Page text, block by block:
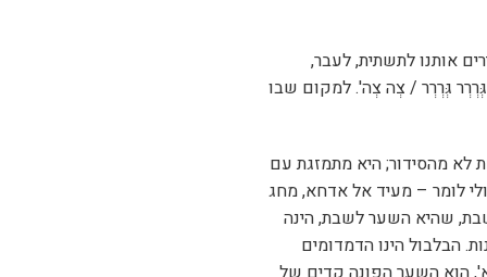
אותנו לתשתית, לעבר,
גְּרְרְר / צְה צְה'. למקום שבו
מהסידור; היא מתמזגת עם
לומר – מעיד אל אדחא, מחג
שהיא השער לשבת, הינה
הבלבול הינו הדמדומים